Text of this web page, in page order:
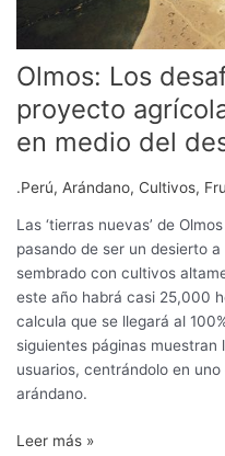
Olmos: Los
proyecto
en medio del
.Perú, Arándano, Cultivos,
Las ‘tierras nuevas’ de
pasando de ser un desierto
sembrado con cultivos
este año habrá casi 25,000
calcula que se llegará al
siguientes páginas
usuarios, centrándolo en
arándano.
hectáreas
medio
del
desierto
Leer más »